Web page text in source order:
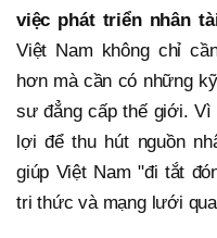
việc phát triển nhân
Việt Nam không chỉ
hơn mà cần có những
sư đẳng cấp thế giới. Vì
lợi để thu hút nguồn
giúp Việt Nam "đi tắt
tri thức và mạng lưới